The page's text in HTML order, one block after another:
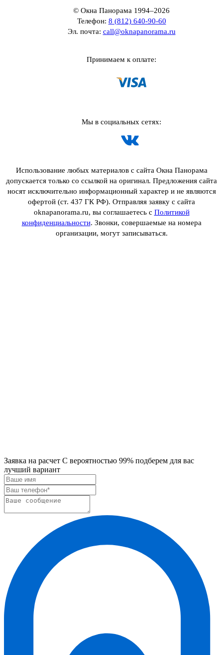
© Окна Панорама 1994–2026
Телефон: 8 (812) 640-90-60
Эл. почта: call@oknapanorama.ru
Принимаем к оплате:
Мы в социальных сетях:
Использование любых материалов с сайта Окна Панорама
допускается только со ссылкой на оригинал. Предложения сайта
носят исключительно информационный характер и не являются
офертой (ст. 437 ГК РФ). Отправляя заявку с сайта
oknapanorama.ru, вы соглашаетесь с Политикой
конфиденциальности. Звонки, совершаемые на номера
организации, могут записываться.
Заявка на расчет С вероятностью 99% подберем для вас
лучший вариант